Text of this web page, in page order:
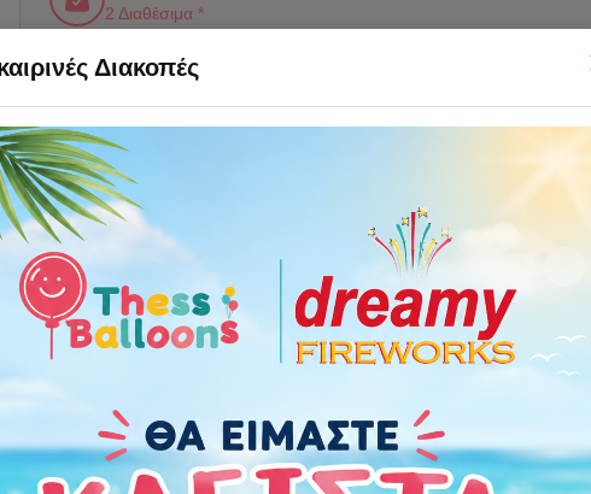
2 Διαθέσιμα *
ΤΙΜΗ: 4,00 €
Χαρακτηριστικά Πόσα μπαλόνια χρειάζομαι;
Περιστάσεις: Αποκάλυψη Φύλου (Gender Reveal)
Διακοπές